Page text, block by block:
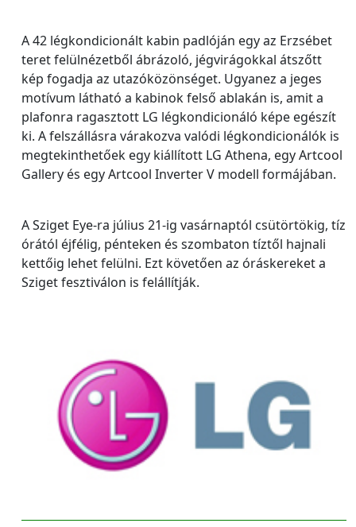
A 42 légkondicionált kabin padlóján egy az Erzsébet
teret felülnézetből ábrázoló, jégvirágokkal átszőtt
kép fogadja az utazóközönséget. Ugyanez a jeges
motívum látható a kabinok felső ablakán is, amit a
plafonra ragasztott LG légkondicionáló képe egészít
ki. A felszállásra várakozva valódi légkondicionálók is
megtekinthetőek egy kiállított LG Athena, egy Artcool
Gallery és egy Artcool Inverter V modell formájában.
A Sziget Eye-ra július 21-ig vasárnaptól csütörtökig, tíz
órától éjfélig, pénteken és szombaton tíztől hajnali
kettőig lehet felülni. Ezt követően az óráskereket a
Sziget fesztiválon is felállítják.